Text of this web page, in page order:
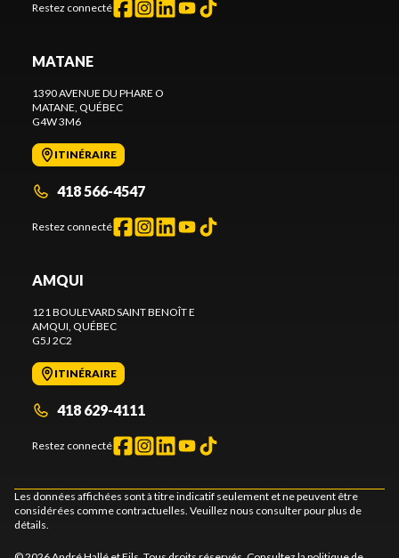
Restez connecté
MATANE
1390 AVENUE DU PHARE O
MATANE, QUÉBEC
G4W 3M6
ITINÉRAIRE
418 566-4547
Restez connecté
AMQUI
121 BOULEVARD SAINT BENOÎT E
AMQUI, QUÉBEC
G5J 2C2
ITINÉRAIRE
418 629-4111
Restez connecté
Les données affichées sont à titre indicatif seulement et ne peuvent être
considérées comme contractuelles. Veuillez nous consulter pour plus de
détails.